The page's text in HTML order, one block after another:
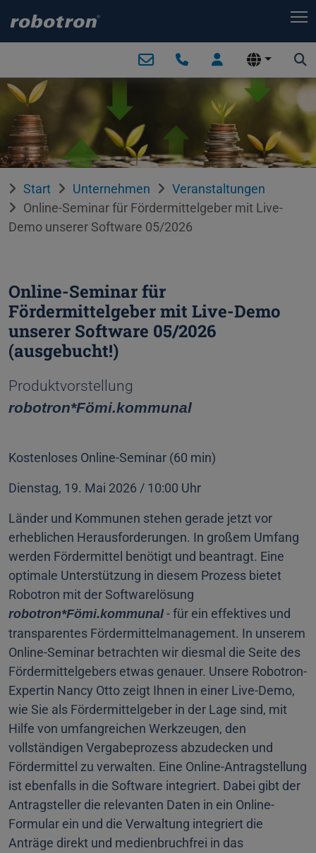
Start Unternehmen
Veranstaltungen
Online-Seminar für Fördermittelgeber mit Live-
Demo unserer Software 05/2026
Online-Seminar für
Fördermittelgeber mit Live-Demo
unserer Software 05/2026
(ausgebucht!)
Produktvorstellung
robotron*Fömi.kommunal
Kostenloses Online-Seminar (60 min)
Dienstag, 19. Mai 2026 / 10:00 Uhr
Länder und Kommunen stehen gerade jetzt vor
erheblichen Herausforderungen. In großem Umfang
werden Fördermittel benötigt und beantragt. Eine
optimale Unterstützung in diesem Prozess bietet
Robotron mit der Softwarelösung
robotron*Fömi.kommunal - für ein effektives und
transparentes Fördermittelmanagement. In unserem
Online-Seminar betrachten wir diesmal die Seite des
Fördermittelgebers etwas genauer. Unsere Robotron-
Expertin Nancy Otto zeigt Ihnen in einer Live-Demo,
wie Sie als Fördermittelgeber in der Lage sind, mit
Hilfe von umfangreichen Werkzeugen, den
vollständigen Vergabeprozess abzudecken und
Fördermittel zu verwalten. Eine Online-Antragstellung
ist ebenfalls in die Software integriert. Dabei gibt der
Antragsteller die relevanten Daten in ein Online-
Formular ein und die Verwaltung integriert die
Anträge direkt und medienbruchfrei in das